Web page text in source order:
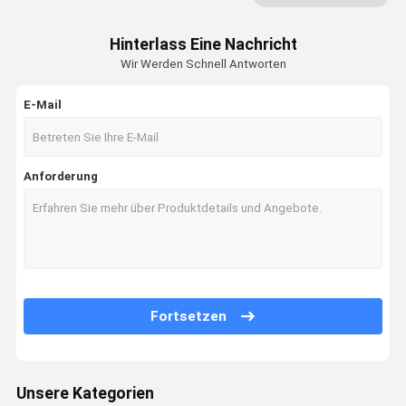
Jet Peel MachineHinterlass Eine Nachricht
Wir Werden Schnell Antworten
E-Mail
Anforderung
Fortsetzen
Unsere Kategorien